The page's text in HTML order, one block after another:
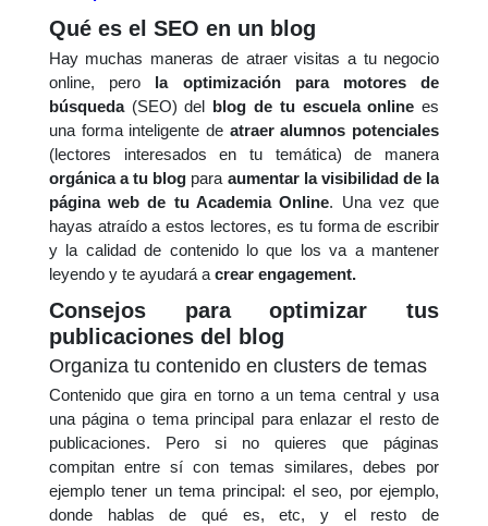
Qué es el SEO en un blog
Hay muchas maneras de atraer visitas a tu negocio
online, pero la optimización para motores de
búsqueda (SEO) del blog de tu escuela online es
una forma inteligente de atraer alumnos potenciales
(lectores interesados en tu temática) de manera
orgánica a tu blog para aumentar la visibilidad de la
página web de tu Academia Online. Una vez que
hayas atraído a estos lectores, es tu forma de escribir
y la calidad de contenido lo que los va a mantener
leyendo y te ayudará a crear engagement.
Consejos para optimizar tus
publicaciones del blog
Organiza tu contenido en clusters de temas
Contenido que gira en torno a un tema central y usa
una página o tema principal para enlazar el resto de
publicaciones. Pero si no quieres que páginas
compitan entre sí con temas similares, debes por
ejemplo tener un tema principal: el seo, por ejemplo,
donde hablas de qué es, etc, y el resto de